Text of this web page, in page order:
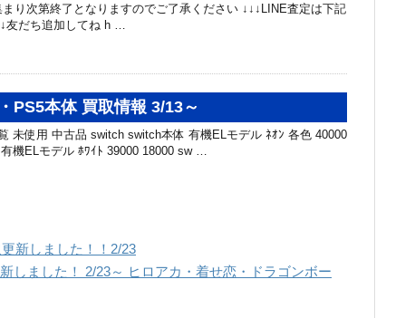
り次第終了となりますのでご了承ください ↓↓↓LINE査定は下記
友だち追加してね h …
PS5本体 買取情報 3/13～
未使用 中古品 switch switch本体 有機ELモデル ﾈｵﾝ 各色 40000
機ELモデル ﾎﾜｲﾄ 39000 18000 sw …
新しました！！2/23
しました！ 2/23～ ヒロアカ・着せ恋・ドラゴンボー